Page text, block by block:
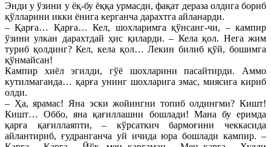
Энди у ўзини у ёқ-бу ёққа урмасди, фақат дераза олдига бориб
қўлларини икки ёнига керганча дарахтга айланарди.
– Қарға… Қарға… Кел, шохларимга қўнсанг-чи, – кампир
ўзини улкан дарахтдай ҳис қиларди. – Кела қол. Нега жим
туриб қолдинг? Кел, кела қол… Лекин билиб қўй, бошимга
қўнмайсан!
Кампир хиёл эгилди, гўё шохларини пасайтирди. Аммо
кутилмаганда… қарға унинг шохларига эмас, миясига кириб
олди.
– Ҳа, ярамас! Яна эски жойингни топиб олдингми? Кишт!
Кишт… Оббо, яна қағиллашни бошлади! Мана бу еримда
қарға қағиллаяпти, – кўрсаткич бармоғини чеккасида
айлантириб, ғудранганча уй ичида юра бошлади кампир. –